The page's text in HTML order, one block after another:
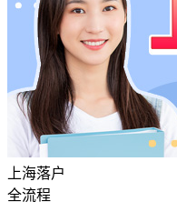
上海落户
全流程